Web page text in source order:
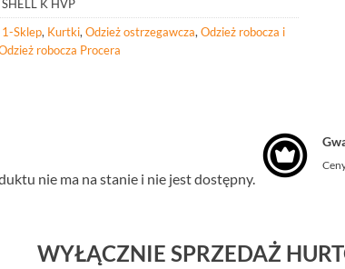
K HVP
1-Sklep, Kurtki, Odzież ostrzegawcza, Odzież robocza i
robocza Procera
nie ma na stanie i nie jest dostępny.
WYŁĄCZNIE SPRZEDAŻ